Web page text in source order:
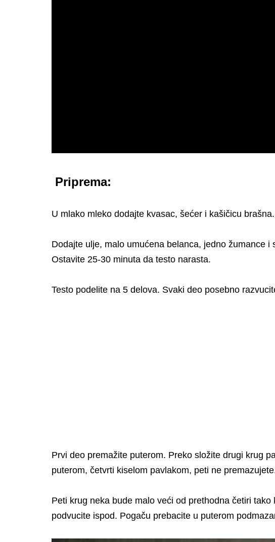
Priprema:
U mlako mleko dodajte kvasac, šećer i kašičicu
Dodajte ulje, malo umućena belanca, jedno žumance
Ostavite 25-30 minuta da testo narasta.
Testo podelite na 5 delova. Svaki deo posebno
Prvi deo premažite puterom. Preko složite drugi krug
puterom, četvrti kiselom pavlakom, peti ne
Peti krug neka bude malo veći od prethodna četiri
podvucite ispod. Pogaču prebacite u puterom